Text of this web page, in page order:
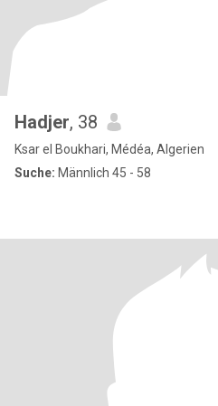
Hadjer, 38
Ksar el Boukhari, Médéa, Algerien
Suche: Männlich 45 - 58